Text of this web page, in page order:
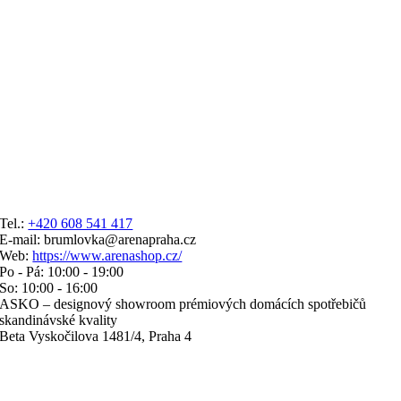
Tel.:+420 608 541 417
E-mail: brumlovka@arenapraha.cz
Web:https://www.arenashop.cz/
Po - Pá: 10:00 - 19:00
So: 10:00 - 16:00
ASKO – designový showroom prémiových domácích spotřebičů
skandinávské kvality
Beta Vyskočilova 1481/4, Praha 4